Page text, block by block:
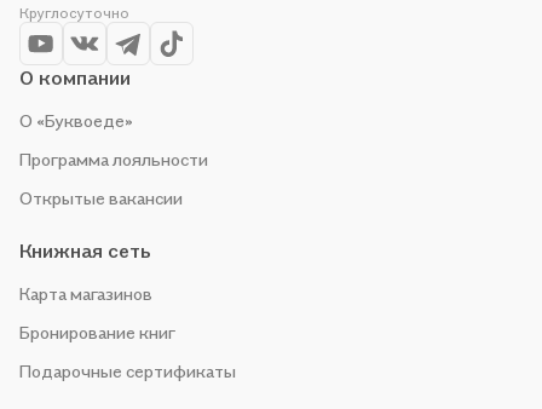
Круглосуточно
О компании
О «Буквоеде»
Программа лояльности
Открытые вакансии
Книжная сеть
Карта магазинов
Бронирование книг
Подарочные сертификаты